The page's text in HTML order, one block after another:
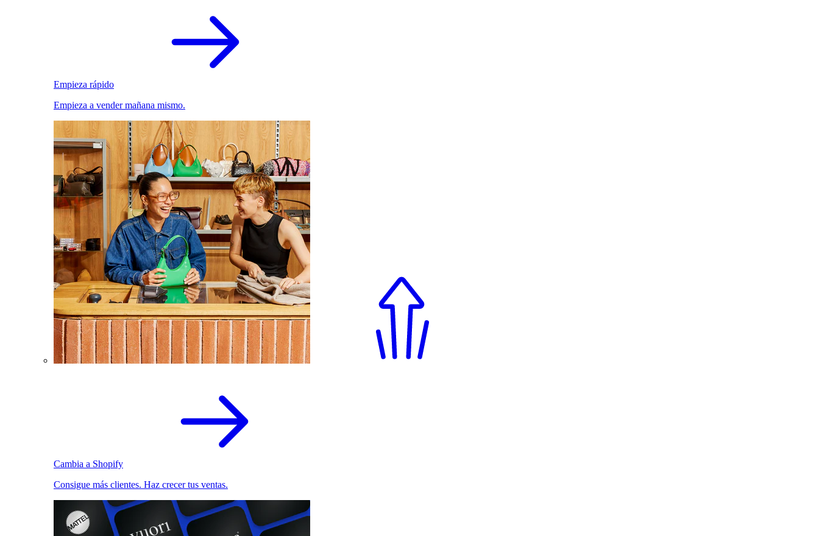
Empieza rápido
Empieza a vender mañana mismo.
Cambia a Shopify
Consigue más clientes. Haz crecer tus ventas.